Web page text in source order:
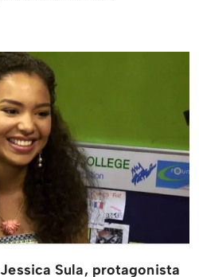
Sula, protagonista